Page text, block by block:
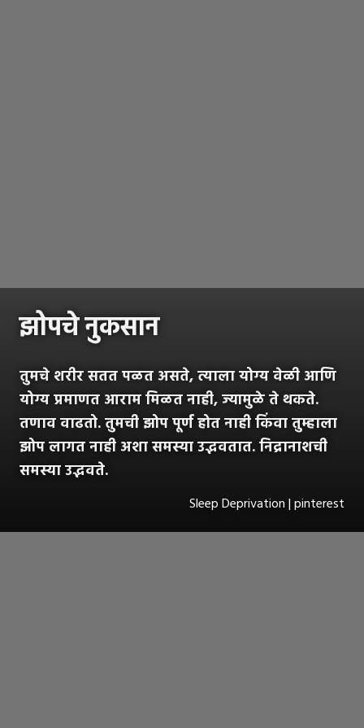
झोपचे नुकसान
तुमचे शरीर सतत पळत असते, त्याला योग्य वेळी आणि
योग्य प्रमाणत आराम मिळत नाही, ज्यामुळे ते थकते.
तणाव वाढतो. तुमची झोप पूर्ण होत नाही किंवा तुम्हाला
झोप लागत नाही अशा समस्या उद्भवतात. निद्रानाशची
समस्या उद्भवते.
Sleep Deprivation | pinterest